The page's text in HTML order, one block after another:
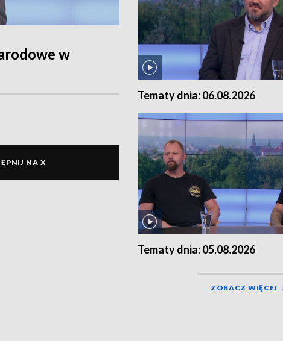
w
NA X
Tematy dnia: 06.08.2026
Tematy dnia: 05.08.2026
ZOBACZ WIĘCEJ